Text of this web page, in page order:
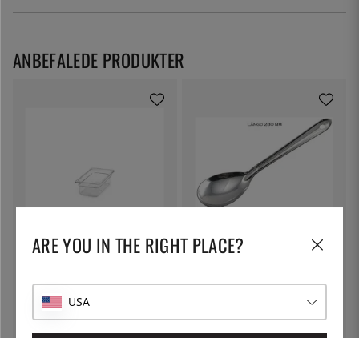
PATINA
Plastkantine GN 1/3 transparent
84 kr.
ÖSTLIN
Gastroske / serveringsske
ANBEFALEDE PRODUKTER
ARE YOU IN THE RIGHT PLACE?
USA